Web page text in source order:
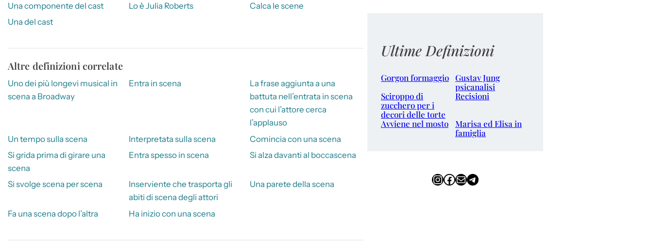
Una componente del cast
Lo è Julia Roberts
Calca le scene
Una del cast
Altre definizioni correlate
Uno dei più longevi musical in
scena a Broadway
Entra in scena
La frase aggiunta a una
battuta nell’entrata in scena
con cui l’attore cerca
l’applauso
Un tempo sulla scena
Interpretata sulla scena
Comincia con una scena
Si grida prima di girare una
scena
Entra spesso in scena Si alza davanti al boccascena
Si svolge scena per scena
Inserviente che trasporta gli
abiti di scena degli attori
Una parete della scena
Fa una scena dopo l’altra Ha inizio con una scena
Ultime Definizioni
Gorgon formaggio Gustav Jung
psicanalisi
Sciroppo di
zucchero per i
decori delle torte
Recisioni
Avviene nel mosto
Marisa ed Elisa in
famiglia
InstagramFacebook Email Telegram